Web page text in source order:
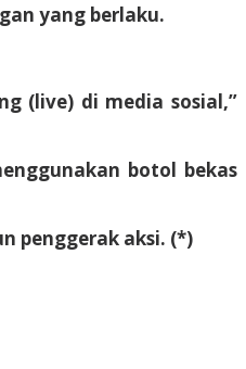
yang berlaku.
(live) di media sosial,”
botol bekas
penggerak aksi. (*)